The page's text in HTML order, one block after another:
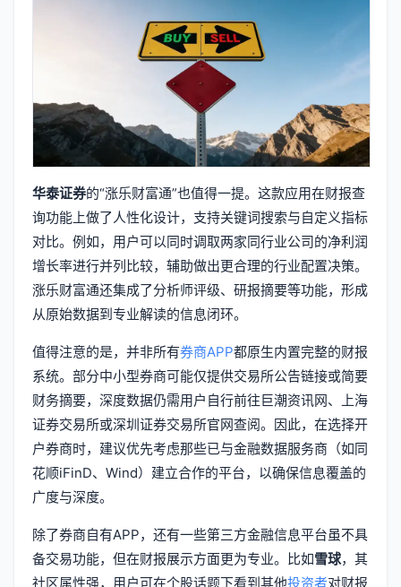
华泰证券的“涨乐财富通”也值得一提。这款应用在财报查
询功能上做了人性化设计，支持关键词搜索与自定义指标
对比。例如，用户可以同时调取两家同行业公司的净利润
增长率进行并列比较，辅助做出更合理的行业配置决策。
涨乐财富通还集成了分析师评级、研报摘要等功能，形成
从原始数据到专业解读的信息闭环。
值得注意的是，并非所有券商APP都原生内置完整的财报
系统。部分中小型券商可能仅提供交易所公告链接或简要
财务摘要，深度数据仍需用户自行前往巨潮资讯网、上海
证券交易所或深圳证券交易所官网查阅。因此，在选择开
户券商时，建议优先考虑那些已与金融数据服务商（如同
花顺iFinD、Wind）建立合作的平台，以确保信息覆盖的
广度与深度。
除了券商自有APP，还有一些第三方金融信息平台虽不具
备交易功能，但在财报展示方面更为专业。比如雪球，其
社区属性强，用户可在个股话题下看到其他投资者对财报